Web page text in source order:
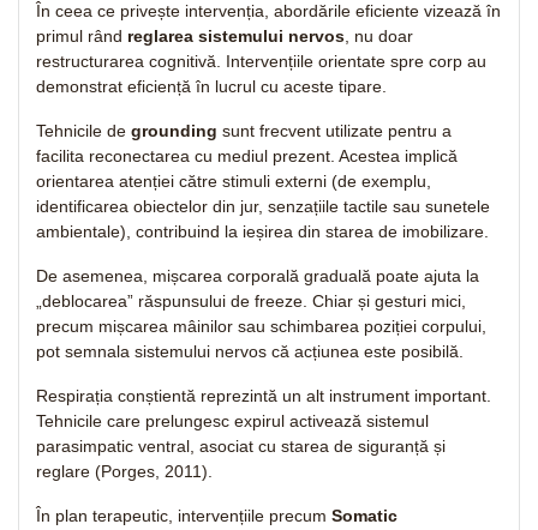
În ceea ce privește intervenția, abordările eficiente vizează în
primul rând reglarea sistemului nervos , nu doar
restructurarea cognitivă. Intervențiile orientate spre corp au
demonstrat eficiență în lucrul cu aceste tipare.
Tehnicile de grounding sunt frecvent utilizate pentru a
facilita reconectarea cu mediul prezent. Acestea implică
orientarea atenției către stimuli externi (de exemplu,
identificarea obiectelor din jur, senzațiile tactile sau sunetele
ambientale), contribuind la ieșirea din starea de imobilizare.
De asemenea, mișcarea corporală graduală poate ajuta la
„deblocarea” răspunsului de freeze. Chiar și gesturi mici,
precum mișcarea mâinilor sau schimbarea poziției corpului,
pot semnala sistemului nervos că acțiunea este posibilă.
Respirația conștientă reprezintă un alt instrument important.
Tehnicile care prelungesc expirul activează sistemul
parasimpatic ventral, asociat cu starea de siguranță și
reglare (Porges, 2011).
În plan terapeutic, intervențiile precum Somatic